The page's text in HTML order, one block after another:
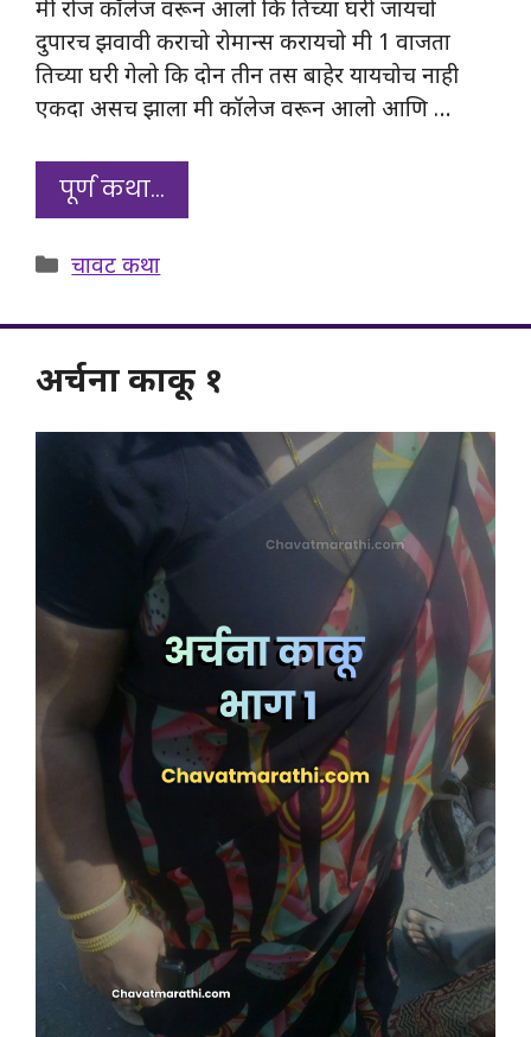
मी रोज कॉलेज वरून आलो कि तिच्या घरी जायचो
दुपारच झवावी कराचो रोमान्स करायचो मी 1 वाजता
तिच्या घरी गेलो कि दोन तीन तस बाहेर यायचोच नाही
एकदा असच झाला मी कॉलेज वरून आलो आणि …
पूर्ण कथा…
Categories
चावट कथा
अर्चना काकू १